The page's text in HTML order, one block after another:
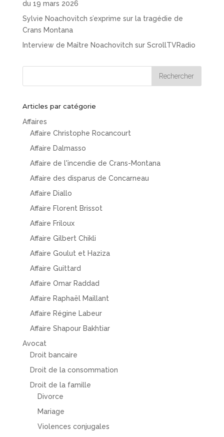
du 19 mars 2026
Sylvie Noachovitch s’exprime sur la tragédie de
Crans Montana
Interview de Maître Noachovitch sur ScrollTVRadio
Articles par catégorie
Affaires
Affaire Christophe Rocancourt
Affaire Dalmasso
Affaire de l'incendie de Crans-Montana
Affaire des disparus de Concarneau
Affaire Diallo
Affaire Florent Brissot
Affaire Friloux
Affaire Gilbert Chikli
Affaire Goulut et Haziza
Affaire Guittard
Affaire Omar Raddad
Affaire Raphaël Maillant
Affaire Régine Labeur
Affaire Shapour Bakhtiar
Avocat
Droit bancaire
Droit de la consommation
Droit de la famille
Divorce
Mariage
Violences conjugales